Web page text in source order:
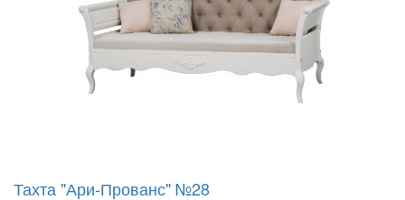
Тахта "Ари-Прованс" №28